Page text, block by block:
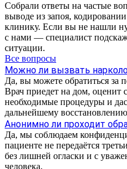
Собрали ответы на частые
выводе из запоя,
клинику. Если вы не нашли
с нами — специалист
ситуации.
Все вопросы
Можно ли вызвать
Да, вы можете обратиться за
Врач приедет на дом, оценит
необходимые процедуры и
дальнейшему
Анонимно ли проходит
Да, мы соблюдаем
пациенте не передаётся
без лишней огласки и с
человека.